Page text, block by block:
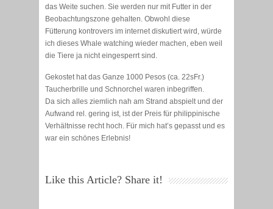
das Weite suchen. Sie werden nur mit Futter in der
Beobachtungszone gehalten. Obwohl diese
Fütterung kontrovers im internet diskutiert wird, würde
ich dieses Whale watching wieder machen, eben weil
die Tiere ja nicht eingesperrt sind.
Gekostet hat das Ganze 1000 Pesos (ca. 22sFr.)
Taucherbrille und Schnorchel waren inbegriffen.
Da sich alles ziemlich nah am Strand abspielt und der
Aufwand rel. gering ist, ist der Preis für philippinische
Verhältnisse recht hoch. Für mich hat’s gepasst und es
war ein schönes Erlebnis!
Like this Article? Share it!